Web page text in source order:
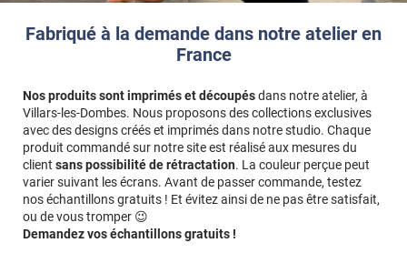
Fabriqué à la demande dans notre atelier en
France
Nos produits sont imprimés et découpésdans notre atelier, à
Villars-les-Dombes. Nous proposons des collections exclusives
avec des designs créés et imprimés dans notre studio. Chaque
produit commandé sur notre site est réalisé aux mesures du
client sans possibilité de rétractation. La couleur perçue peut
varier suivant les écrans. Avant de passer commande, testez
nos échantillons gratuits ! Et évitez ainsi de ne pas être satisfait,
ou de vous tromper 😉
Demandez vos échantillons gratuits !